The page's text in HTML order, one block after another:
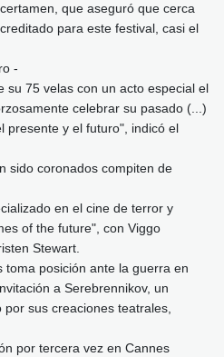
que aseguró que cerca
para este festival, casi el
-
su 75 velas con un acto especial el
celebrar su pasado (...)
presente y el futuro", indicó el
sido coronados compiten de
en el cine de terror y
of the future", con Viggo
Stewart.
posición ante la guerra en
a Serebrennikov, un
sus creaciones teatrales,
por tercera vez en Cannes